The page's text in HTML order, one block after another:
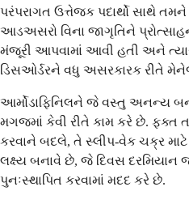
પરંપરાગત ઉત્તેજક પદાર્થો સાથે
આડઅસરો વિના જાગૃતિને
મંજૂરી આપવામાં આવી હતી અને
ડિસઓર્ડરને વધુ અસરકારક રીતે
આર્મોડાફિનિલને જે વસ્તુ અનન્ય
મગજમાં કેવી રીતે કામ કરે છે. ફક્ત
કરવાને બદલે, તે સ્લીપ-વેક ચક્ર માટે
લક્ષ્ય બનાવે છે, જે દિવસ દરમિયાન
પુનઃસ્થાપિત કરવામાં મદદ કરે છે.